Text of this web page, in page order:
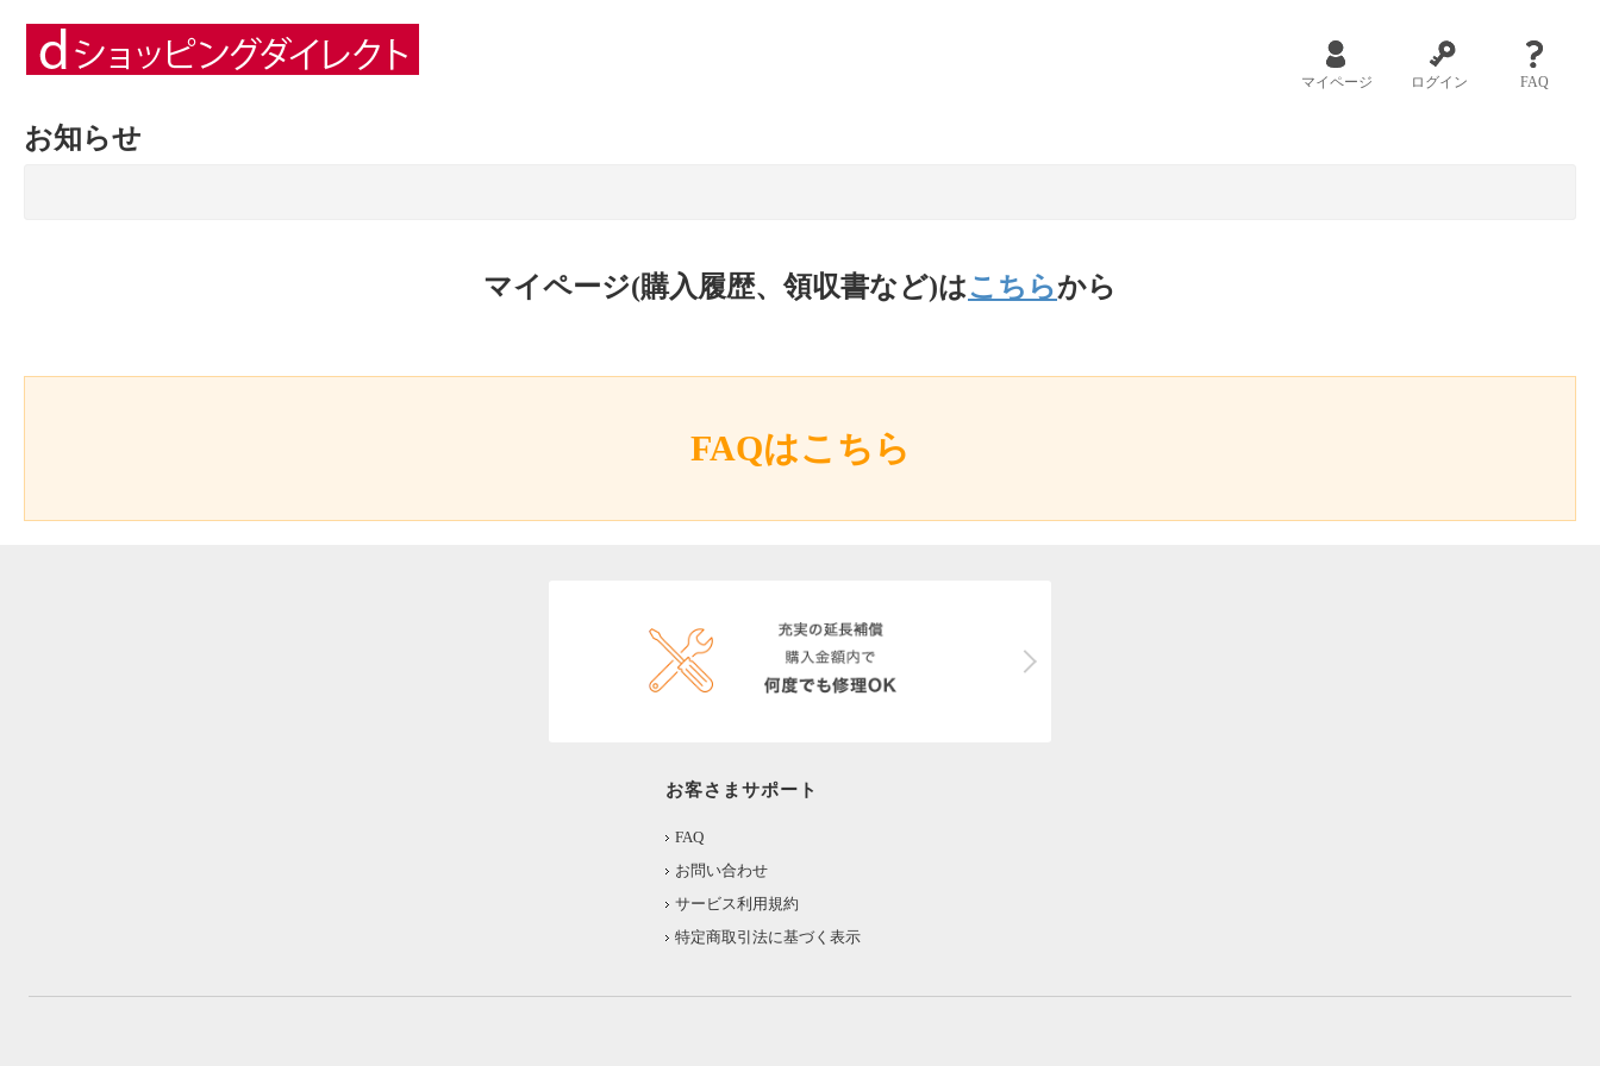
マイページ ログイン FAQ
お知らせ
マイページ(購入履歴、領収書など)はこちらから
FAQはこちら
お客さまサポート
FAQ
お問い合わせ
サービス利用規約
特定商取引法に基づく表示